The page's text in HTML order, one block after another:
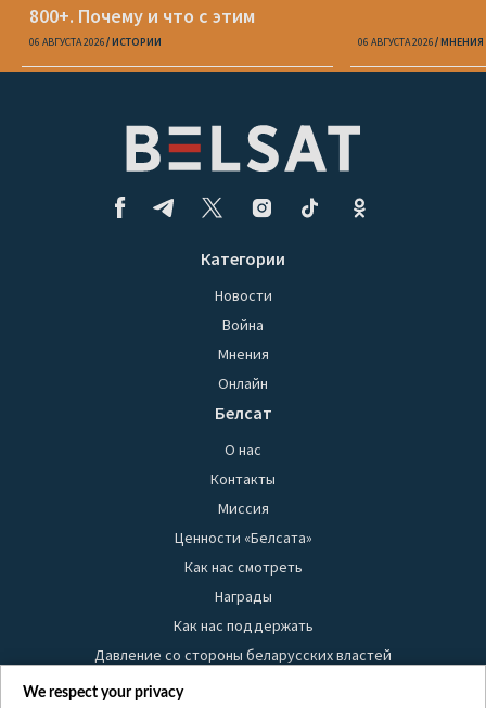
800+. Почему и что с этим
делать?
06 АВГУСТА 2026 ИСТОРИИ 06 АВГУСТА 2026 МНЕНИЯ
Категории
Новости
Война
Мнения
Онлайн
Белсат
О нас
Контакты
Миссия
Ценности «Белсата»
Как нас смотреть
Награды
Как нас поддержать
Давление со стороны беларусских властей
Правила использования материалов
We respect your privacy